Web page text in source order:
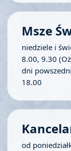
Msze
niedziele i
8.00, 9.30
dni
18.00
od